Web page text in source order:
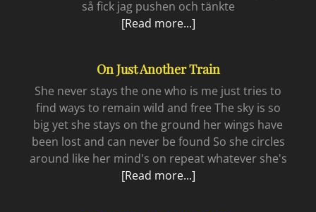
så fick jag pushen och tänkte
[Read more...]Utökad
On Just Another Train
She never stays the one who is me just tries to
find ways to remain wild and free The sky is so
big yet she stays on the ground her wings have
been lost and can never be found So she circles
around like her mind's on repeat whatever she's
[Read more...]On